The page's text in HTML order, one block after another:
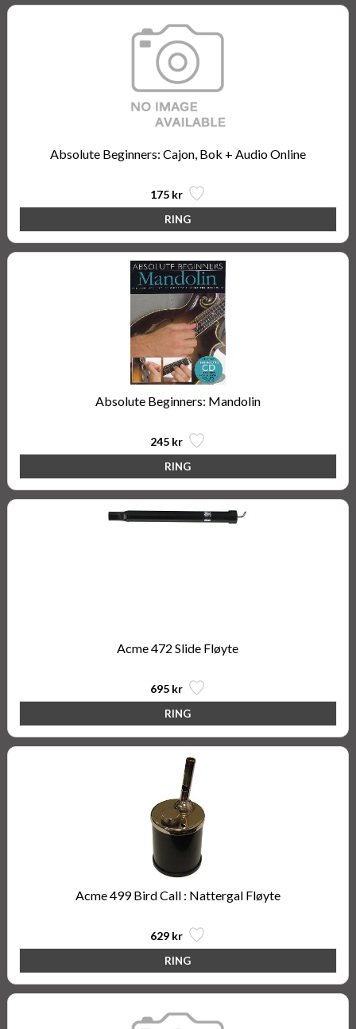
Absolute Beginners: Cajon, Bok + Audio Online
175 kr
Absolute Beginners: Mandolin
245 kr
Acme 472 Slide Fløyte
695 kr
Acme 499 Bird Call : Nattergal Fløyte
629 kr